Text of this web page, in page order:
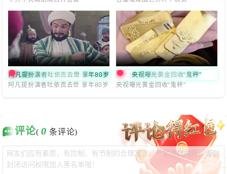
阿凡提扮演者吐依贡去世 享年80岁
阿凡提扮演者吐依贡去世 享年80岁
央视曝光黄金回收“鬼秤”
央视曝光黄金回收“鬼秤”
评论(0 条评论)